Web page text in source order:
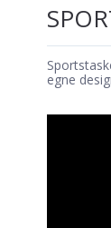
egne